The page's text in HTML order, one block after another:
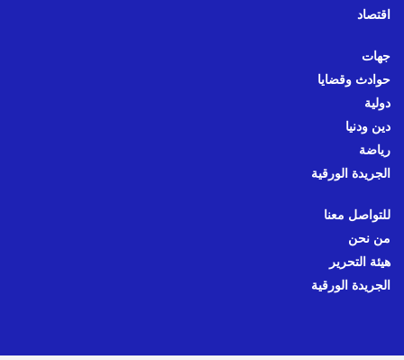
اقتصاد
جهات
حوادث وقضايا
دولية
دين ودنيا
رياضة
الجريدة الورقية
للتواصل معنا
من نحن
هيئة التحرير
الجريدة الورقية